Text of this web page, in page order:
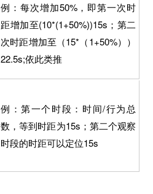
例：每次增加50%，即第一次时
距增加至(10*(1+50%))15s；第二
次时距增加至（15*（1+50%））
22.5s;依此类推
例：第一个时段：时间/行为总
数，等到时距为15s；第二个观察
时段的时距可以定位15s